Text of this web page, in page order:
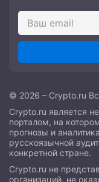
© 2026 – Crypto.ru
Crypto.ru является
порталом, на
прогнозы и
русскоязычной
конкретной стране.
Crypto.ru не
организаций, не